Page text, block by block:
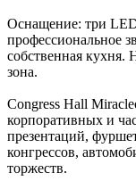
Оснащение: три
профессиональное
собственная кухня.
зона.
Congress Hall
корпоративных и
презентаций,
конгрессов,
торжеств.